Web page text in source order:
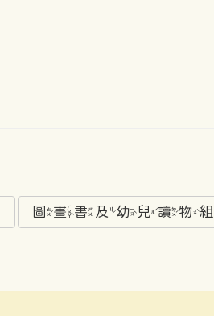
圖畫書及幼兒讀物組